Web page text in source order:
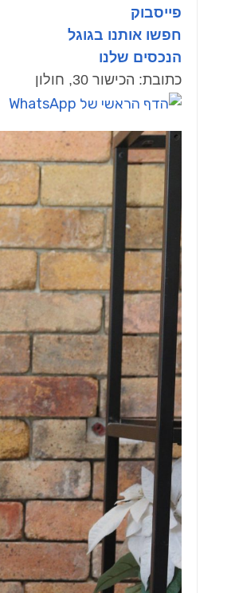
פייסבוק
חפשו אותנו בגוגל
הנכסים שלנו
כתובת: הכישור 30, חולון